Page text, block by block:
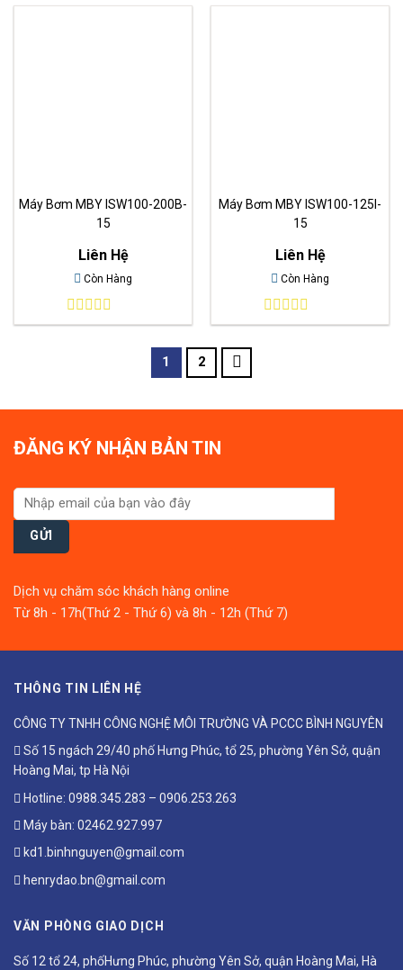
out
out
Máy Bơm MBY ISW100-200B-
15
Liên Hệ
Còn Hàng
0
Máy Bơm MBY ISW100-125I-
15
Liên Hệ
Còn Hàng
0
1 2
ĐĂNG KÝ NHẬN BẢN TIN
Dịch vụ chăm sóc khách hàng online
Từ 8h - 17h(Thứ 2 - Thứ 6) và 8h - 12h (Thứ 7)
THÔNG TIN LIÊN HỆ
CÔNG TY TNHH CÔNG NGHỆ MÔI TRƯỜNG VÀ PCCC BÌNH NGUYÊN
Số 15 ngách 29/40 phố Hưng Phúc, tổ 25, phường Yên Sở, quận
Hoàng Mai, tp Hà Nội
Hotline: 0988.345.283 – 0906.253.263
Máy bàn: 02462.927.997
kd1.binhnguyen@gmail.com
henrydao.bn@gmail.com
VĂN PHÒNG GIAO DỊCH
Số 12 tổ 24, phốHưng Phúc, phường Yên Sở, quận Hoàng Mai, Hà